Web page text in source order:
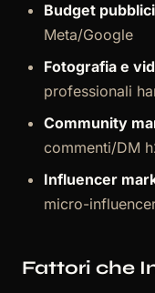
Budget
Meta/Google
Fotografia e
professionali
Community
commenti/DM
Influencer
micro-
Fattori che